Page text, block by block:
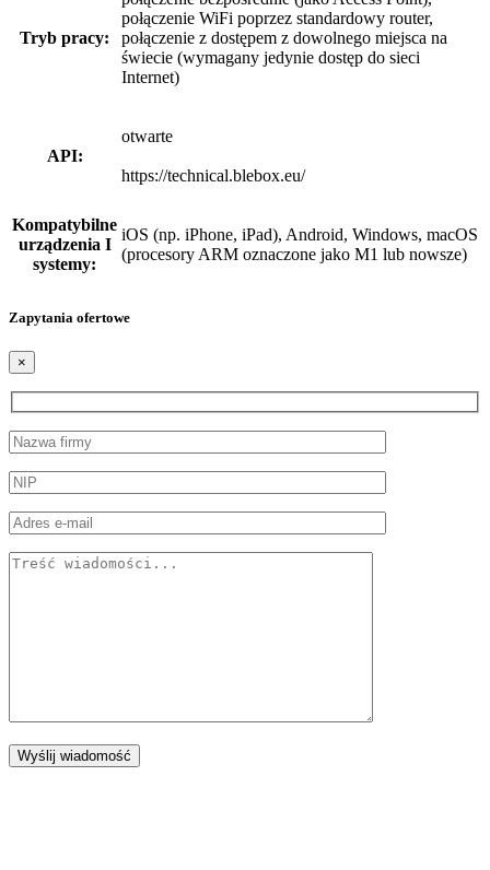
Tryb pracy:
połączenie WiFi poprzez standardowy router,
połączenie z dostępem z dowolnego miejsca na
świecie (wymagany jedynie dostęp do sieci
Internet)
API:
otwarte
https://technical.blebox.eu/
Kompatybilne
urządzenia I
systemy:
iOS (np. iPhone, iPad), Android, Windows, macOS
(procesory ARM oznaczone jako M1 lub nowsze)
Zapytania ofertowe
×